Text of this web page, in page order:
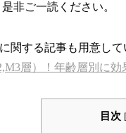
非ご一読ください。
関する記事も用意し
層）！年齢層別に効
目次 [